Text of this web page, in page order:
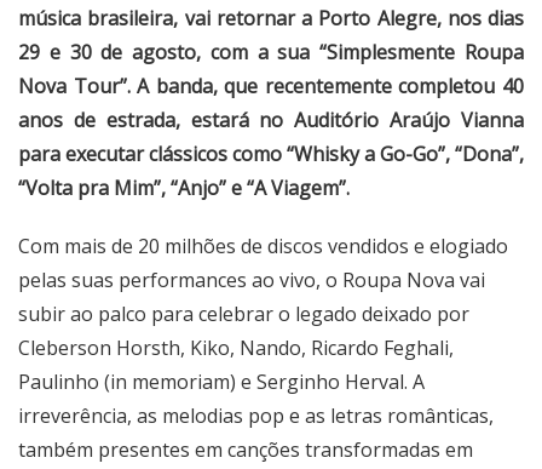
música brasileira, vai retornar a Porto Alegre, nos dias
29 e 30 de agosto, com a sua “Simplesmente Roupa
Nova Tour”. A banda, que recentemente completou 40
anos de estrada, estará no Auditório Araújo Vianna
para executar clássicos como “Whisky a Go-Go”, “Dona”,
“Volta pra Mim”, “Anjo” e “A Viagem”.
Com mais de 20 milhões de discos vendidos e elogiado
pelas suas performances ao vivo, o Roupa Nova vai
subir ao palco para celebrar o legado deixado por
Cleberson Horsth, Kiko, Nando, Ricardo Feghali,
Paulinho (in memoriam) e Serginho Herval. A
irreverência, as melodias pop e as letras românticas,
também presentes em canções transformadas em